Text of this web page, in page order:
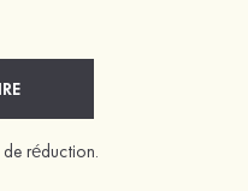
de réduction.